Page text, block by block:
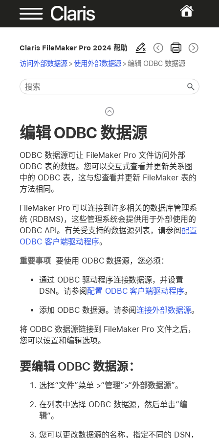
Claris FileMaker Pro 2024 帮助
访问外部数据源>使用外部数据源> 编辑 ODBC 数据源
编辑 ODBC 数据源
ODBC 数据源可让 FileMaker Pro 文件访问外部
ODBC 表的数据。您可以交互式查看并更新关系图
中的 ODBC 表，这与您查看并更新 FileMaker 表的
方法相同。
FileMaker Pro 可以连接到许多相关的数据库管理系
统 (RDBMS)，这些管理系统会提供用于外部使用的
ODBC API。有关受支持的数据源列表，请参阅配置
ODBC 客户端驱动程序。
重要事项要使用 ODBC 数据源，您必须：
通过 ODBC 驱动程序连接数据源，并设置
DSN。请参阅配置 ODBC 客户端驱动程序。
添加 ODBC 数据源。请参阅连接外部数据源。
将 ODBC 数据源链接到 FileMaker Pro 文件之后，
您可以设置和编辑选项。
要编辑 ODBC 数据源：
选择“文件”菜单 >“管理”>“外部数据源”。
在列表中选择 ODBC 数据源，然后单击“编
辑”。
您可以更改数据源的名称，指定不同的 DSN，